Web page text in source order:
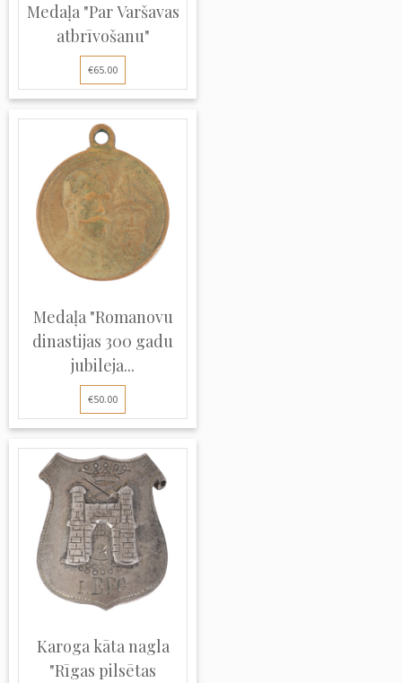
Medaļa "Par Varšavas
atbrīvošanu"
€65.00
Medaļa "Romanovu
dinastijas 300 gadu
jubileja...
€50.00
Karoga kāta nagla
"Rīgas pilsētas